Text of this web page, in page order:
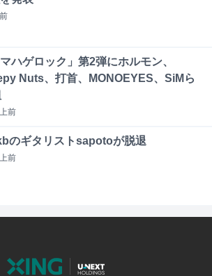
前
マハゲロック」第2弾にホルモン、
Nuts、打首、MONOEYES、SiMら
前
のギタリストsapotoが脱退
前